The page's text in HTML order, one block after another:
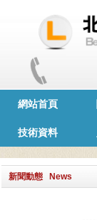
網站首頁
技術資料
新聞動態 News